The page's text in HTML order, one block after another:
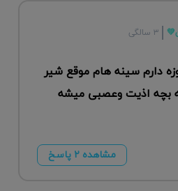
۳ سالگی
دارم سینه هام موقع شیر
بچه اذیت وعصبی میشه
مشاهده ۲ پاسخ